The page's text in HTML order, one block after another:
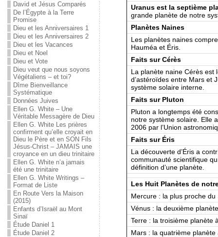
David et Jésus Comparés
De l’Égypte à la Terre
Promise
Dieu et les Anniversaires 1
Dieu et les Anniversaires 2
Dieu et les Vacances
Dieu et Noel
Dieu et Vote
Dieu veut que nous soyons
Végétaliens – et toi?
Dîme Bienveillance
Systématique
Données Juives
Ellen G. White – Une
Véritable Messagère de Dieu
Ellen G. White Les prières
confirment qu’elle croyait en
Dieu le Père et en SON Fils
Jésus-Christ – JAMAIS une
croyance en un dieu trinitaire
Ellen G. White n’a jamais
été une trinitaire
Ellen G. White Writings –
Format de Liste
En Route Vers la Maison
(2015)
Enfants d’Israël au Mont
Sinaï
Étude Daniel 1
Étude Daniel 2
Uranus est la septième
grande planète de notre
Planètes Naines
Les planètes naines
Hauméa et Éris.
Faits sur Cérès
La planète naine Cérès est
d’astéroïdes entre Mars et
système solaire interne.
Faits sur Pluton
Pluton a longtemps été
notre système solaire. Elle
2006 par l’Union
Faits sur Éris
La découverte d’Éris a
communauté scientifique
définition d’une planète.
Les Huit Planètes de
Mercure : la plus proche du
Vénus : la deuxième
Terre : la troisième planète
Mars : la quatrième planète